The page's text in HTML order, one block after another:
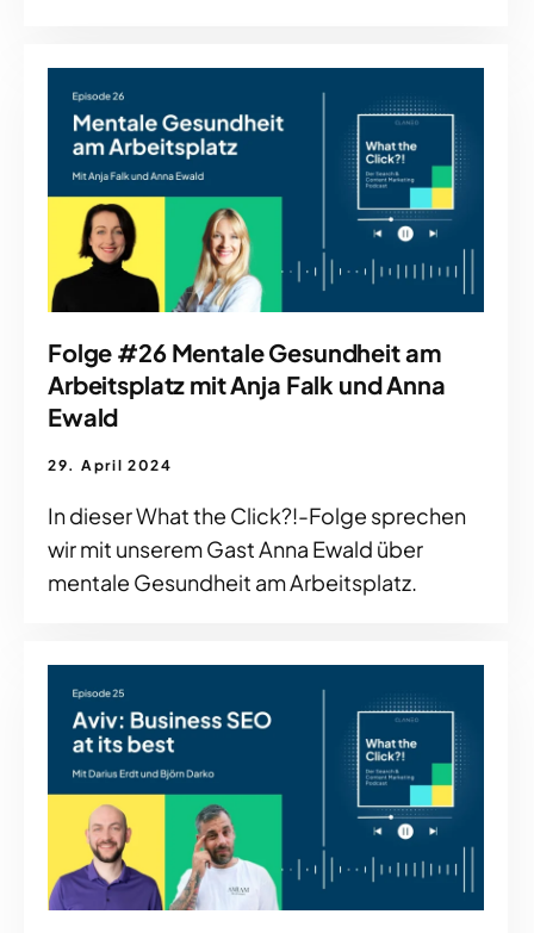
Folge #26 Mentale Gesundheit am
Arbeitsplatz mit Anja Falk und Anna
Ewald
29. April 2024
In dieser What the Click?!-Folge sprechen
wir mit unserem Gast Anna Ewald über
mentale Gesundheit am Arbeitsplatz.